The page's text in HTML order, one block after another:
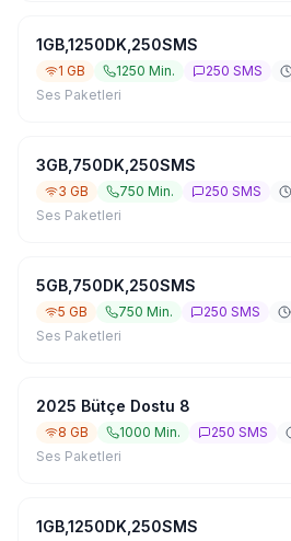
1GB,1250DK,250SMS
1 GB 1250 Min. 250 SMS
Ses Paketleri
3GB,750DK,250SMS
3 GB 750 Min. 250 SMS
Ses Paketleri
5GB,750DK,250SMS
5 GB 750 Min. 250 SMS
Ses Paketleri
2025 Bütçe Dostu 8
8 GB 1000 Min. 250 SMS
Ses Paketleri
1GB,1250DK,250SMS